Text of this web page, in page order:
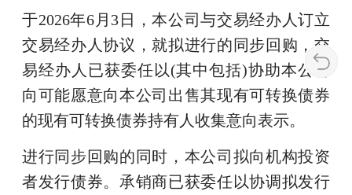
于2026年6月3日，本公司与交易经办人订立
交易经办人协议，就拟进行的同步回购，交
易经办人已获委任以(其中包括)协助本公司
向可能愿意向本公司出售其现有可转换债券
的现有可转换债券持有人收集意向表示。
进行同步回购的同时，本公司拟向机构投资
者发行债券。承销商已获委任以协调拟发行